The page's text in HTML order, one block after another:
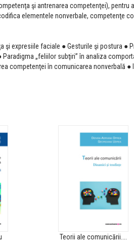
şi antrenarea competenţei), pentru
elementele nonverbale, competenţe
expresiile faciale ● Gesturile şi postura ●
„feliilor subţiri” în analiza
competenţei în comunicarea nonverbală
Teorii ale comunicării....